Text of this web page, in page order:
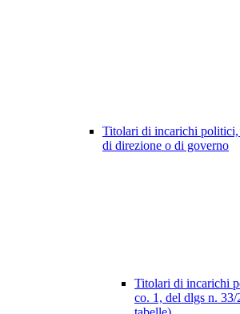
Titolari di incarichi politici,
di direzione o di governo
Titolari di incarichi
co. 1, del dlgs n.